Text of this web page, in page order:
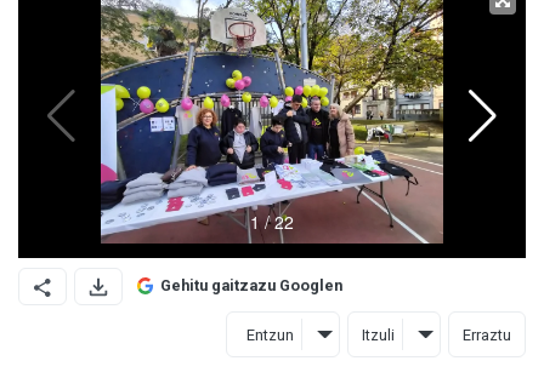
Gehitu gaitzazu Googlen
Entzun Itzuli Erraztu